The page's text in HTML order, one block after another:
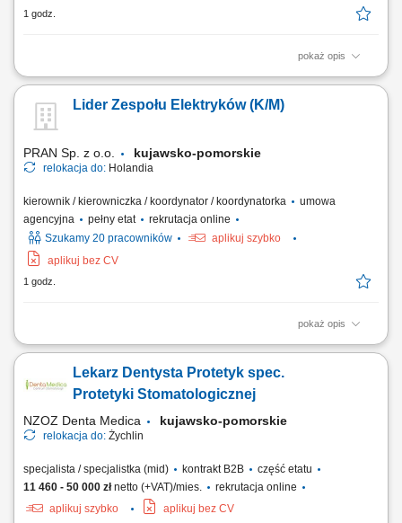
1 godz.
pokaż opis
Miejsce pracy: Online Szukamy metodyka/eksperta z doświadczeniem
matematyka, j. angielski) do konsultacji w zakresie oceny i rozwoju
produktu edukacyjnego online. Osoba będzie współpracować przy
Lider Zespołu Elektryków (K/M)
PRAN Sp. z o.o. kujawsko-pomorskie
relokacja do: Holandia
kierownik / kierowniczka / koordynator / koordynatorka
umowa
agencyjna
pełny etat
rekrutacja online
Szukamy 20 pracowników
aplikuj szybko
aplikuj bez CV
1 godz.
pokaż opis
Zakres obowiązków planować i koordynować pracę zespołu elektryków;
diagnozować oraz usuwać awarie; czytać dokumentację techniczną i
schematy elektryczne; konfigurować urządzenia oraz systemy
Lekarz Dentysta Protetyk spec.
Protetyki Stomatologicznej
NZOZ Denta Medica kujawsko-pomorskie
relokacja do: Żychlin
specjalista / specjalistka (mid) kontrakt B2B
część etatu
11 460 - 50 000 złnetto (+VAT)/mies.
rekrutacja online
aplikuj szybko
aplikuj bez CV